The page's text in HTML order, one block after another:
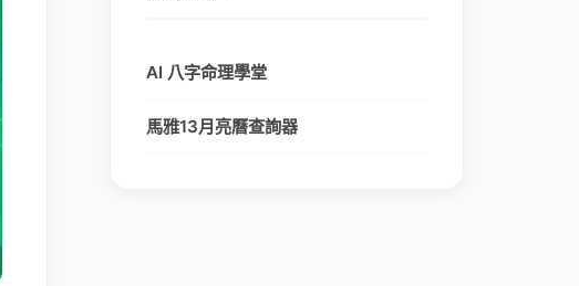
AI 八字命理學堂
馬雅13月亮曆查詢器